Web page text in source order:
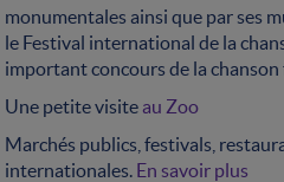
monumentales ainsi que par ses
le Festival international de la
important concours de la chanson
Une petite visite au Zoo
Marchés publics, festivals,
internationales. En savoir plus